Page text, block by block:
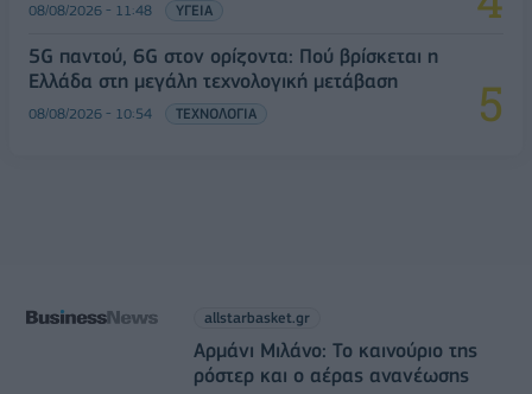
08/08/2026 - 11:48 ΥΓΕΙΑ
5G παντού, 6G στον ορίζοντα: Πού βρίσκεται η
Ελλάδα στη μεγάλη τεχνολογική μετάβαση
08/08/2026 - 10:54 ΤΕΧΝΟΛΟΓΙΑ
allstarbasket.gr
Αρμάνι Μιλάνο: Το καινούριο της
ρόστερ και ο αέρας ανανέωσης